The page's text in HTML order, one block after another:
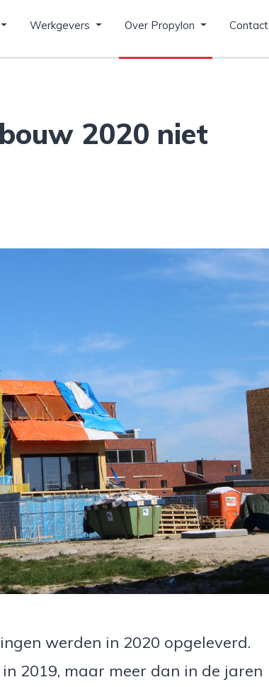
Werkgevers Over Propylon Contact
2020 niet
werden in 2020 opgeleverd.
2019, maar meer dan in de jaren